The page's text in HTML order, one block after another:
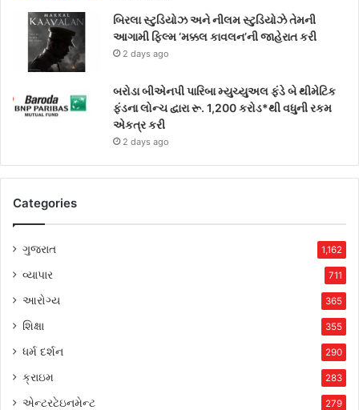
બિરલા સ્ટુડિયોઝ અને નીલમ સ્ટુડિયોઝે તેમની
આગામી ફિલ્મ ‘મક્કલ કાવલન’ની જાહેરાત કરી
2 days ago
બરોડા બીએનપી પારિબા મ્યુચ્યુઅલ ફંડે બે થીમેટિક
ફંડના લોન્ચ દ્વારા રૂ. 1,200 કરોડ*થી વધુની રકમ
એકત્ર કરી
2 days ago
Categories
ગુજરાત 1,162
વ્યાપાર 711
આરોગ્ય 365
શિક્ષા 355
ધર્મ દર્શન 290
ક્રાઇમ 283
એન્ટરટેઇનમેન્ટ 279